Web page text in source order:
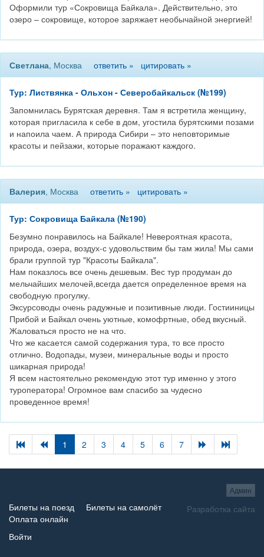
Оформили тур «Сокровища Байкала». Действительно, это
озеро – сокровище, которое заряжает необычайной энергией!
Светлана, Москва ответить » цитировать »
Тур: Листвянка - Ольхон - Северобайкальск (№199)
Запомнилась Бурятская деревня. Там я встретила женщину,
которая пригласила к себе в дом, угостила бурятскими позами
и напоила чаем. А природа Сибири – это неповторимые
красоты и пейзажи, которые поражают каждого.
Валерия, Москва ответить » цитировать »
Тур: Сокровища Байкала (№190)
Безумно понравилось на Байкале! Невероятная красота,
природа, озера, воздух-с удовольствим бы там жила! Мы сами
брали группой тур "Красоты Байкала".
Нам показлось все очень дешевым. Вес тур продуман до
мельчайших мелочей,всегда дается определенное время на
свободную прогулку.
Эксурсоводы очень радужные и позитивные люди. Гостииницы
Прибой и Байкал очень уютные, комофртные, обед вкусный.
Жаловаться просто не на что.
Что же касается самой содержания тура, то все просто
отлично. Водопады, музеи, минеральные воды и просто
шикарная природа!
Я всем настоятельно рекомендую этот тур именно у этого
туроператора! Огромное вам спасибо за чудесно
проведенное время!
1 2 3 4 5 6 7
Админ
Разработка сайта
Билеты на поезд
Билеты на самолёт
Оплата онлайн
Войти